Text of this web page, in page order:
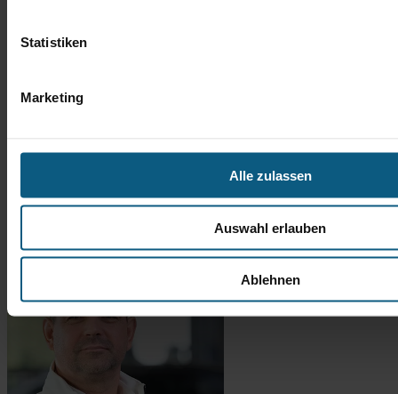
Statistiken
Marketing
Alle zulassen
Auswahl erlauben
Ablehnen